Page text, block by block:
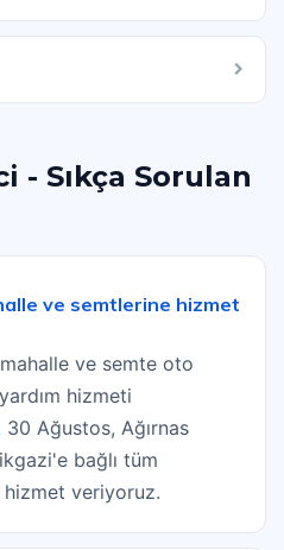
- Sıkça Sorulan
ve semtlerine hizmet
ve semte oto
hizmeti
30 Ağustos, Ağırnas
bağlı tüm
veriyoruz.